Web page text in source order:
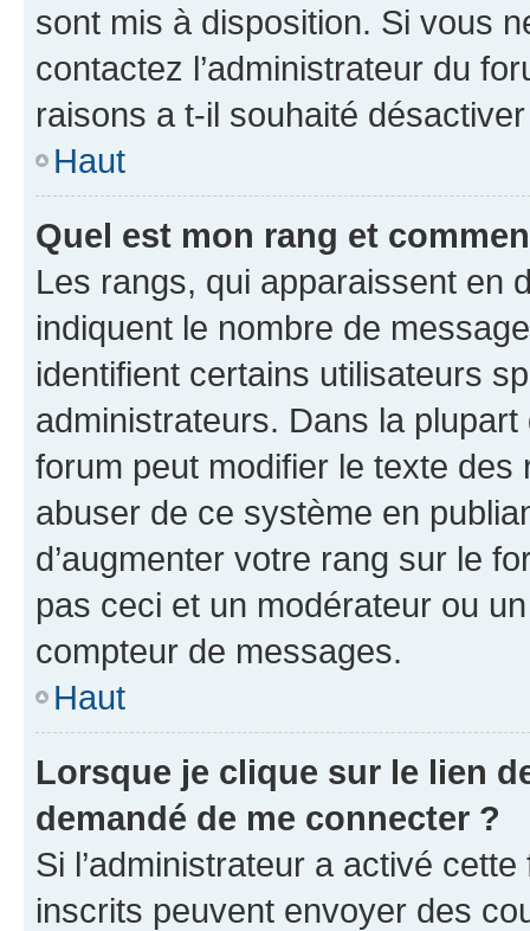
sont mis à disposition. Si vous
contactez l’administrateur du
raisons a t-il souhaité
Haut
Quel est mon rang et
Les rangs, qui apparaissent en
indiquent le nombre de
identifient certains utilisateurs
administrateurs. Dans la
forum peut modifier le texte
abuser de ce système en
d’augmenter votre rang sur le
pas ceci et un modérateur ou
compteur de messages.
Haut
Lorsque je clique sur le lien
demandé de me connecter ?
Si l’administrateur a activé
inscrits peuvent envoyer des